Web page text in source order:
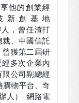
他的創業經
新創基地
，曾任渣打
、中國信託
獲第二屆研
多次企業內
公司副總經
購物平台、奇
人）-網路電